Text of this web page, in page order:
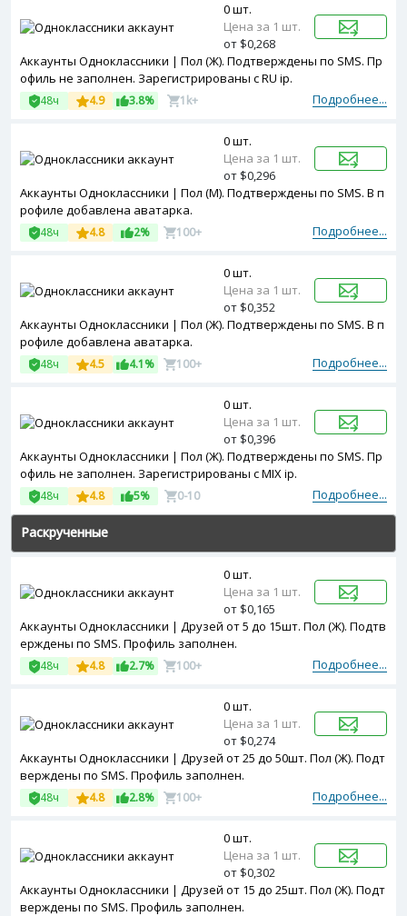
Аккаунты Одноклассники | Пол (Ж). Подтверждены по SMS. Пр
офиль не заполнен. Зарегистрированы с RU ip.
Подробнее...
48ч 4.9 3.8% 1k+
0 шт.
Цена за 1 шт.
от $0,268
Аккаунты Одноклассники | Пол (М). Подтверждены по SMS. В п
рофиле добавлена аватарка.
Подробнее...
48ч 4.8 2% 100+
0 шт.
Цена за 1 шт.
от $0,296
Аккаунты Одноклассники | Пол (Ж). Подтверждены по SMS. В п
рофиле добавлена аватарка.
Подробнее...
48ч 4.5 4.1% 100+
0 шт.
Цена за 1 шт.
от $0,352
Аккаунты Одноклассники | Пол (Ж). Подтверждены по SMS. Пр
офиль не заполнен. Зарегистрированы с MIX ip.
Подробнее...
48ч 4.8 5% 0-10
0 шт.
Цена за 1 шт.
от $0,396
Раскрученные
Аккаунты Одноклассники | Друзей от 5 до 15шт. Пол (Ж). Подтв
ерждены по SMS. Профиль заполнен.
Подробнее...
48ч 4.8 2.7% 100+
0 шт.
Цена за 1 шт.
от $0,165
Аккаунты Одноклассники | Друзей от 25 до 50шт. Пол (Ж). Подт
верждены по SMS. Профиль заполнен.
Подробнее...
48ч 4.8 2.8% 100+
0 шт.
Цена за 1 шт.
от $0,274
Аккаунты Одноклассники | Друзей от 15 до 25шт. Пол (Ж). Подт
верждены по SMS. Профиль заполнен.
0 шт.
Цена за 1 шт.
от $0,302